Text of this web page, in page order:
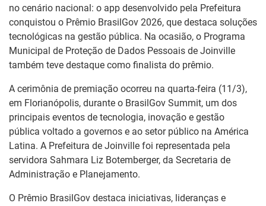
no cenário nacional: o app desenvolvido pela Prefeitura
conquistou o Prêmio BrasilGov 2026, que destaca soluções
tecnológicas na gestão pública. Na ocasião, o Programa
Municipal de Proteção de Dados Pessoais de Joinville
também teve destaque como finalista do prêmio.
A cerimônia de premiação ocorreu na quarta-feira (11/3),
em Florianópolis, durante o BrasilGov Summit, um dos
principais eventos de tecnologia, inovação e gestão
pública voltado a governos e ao setor público na América
Latina. A Prefeitura de Joinville foi representada pela
servidora Sahmara Liz Botemberger, da Secretaria de
Administração e Planejamento.
O Prêmio BrasilGov destaca iniciativas, lideranças e